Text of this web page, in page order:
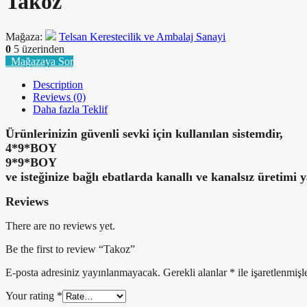
Mağaza:
Telsan Kerestecilik ve Ambalaj Sanayi
0 5 üzerinden
Mağazaya Sor
Description
Reviews (0)
Daha fazla Teklif
Ürünlerinizin güvenli sevki için kullanılan sistemdir,
4*9*BOY
9*9*BOY
ve isteğinize bağlı ebatlarda kanallı ve kanalsız üretimi
Reviews
There are no reviews yet.
Be the first to review “Takoz”
E-posta adresiniz yayınlanmayacak. Gerekli alanlar * ile
Your rating *